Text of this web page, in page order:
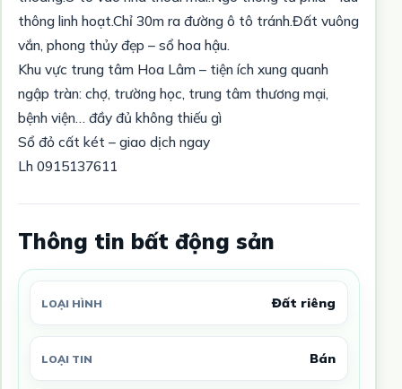
thông linh hoạt.Chỉ 30m ra đường ô tô tránh.Đất vuông
vắn, phong thủy đẹp – sổ hoa hậu.
Khu vực trung tâm Hoa Lâm – tiện ích xung quanh
ngập tràn: chợ, trường học, trung tâm thương mại,
bệnh viện… đầy đủ không thiếu gì
Sổ đỏ cất két – giao dịch ngay
Lh 0915137611
Thông tin bất động sản
LOẠI HÌNH Đất riêng
LOẠI TIN Bán